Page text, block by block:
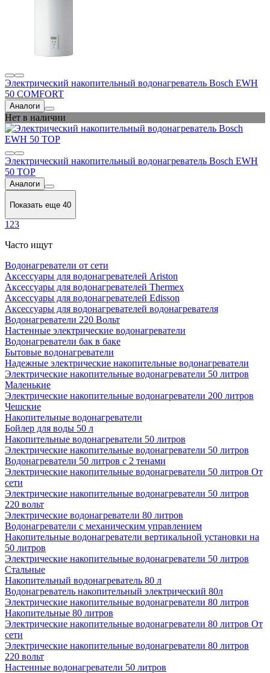
Электрический накопительный водонагреватель Bosch EWH
50 COMFORT
Аналоги
Нет в наличии
Электрический накопительный водонагреватель Bosch EWH
50 TOP
Аналоги
Показать еще 40
1 23
Часто ищут
Водонагреватели от сети
Аксессуары для водонагревателей Ariston
Аксессуары для водонагревателей Thermex
Аксессуары для водонагревателей Edisson
Аксессуары для водонагревателей водонагревателя
Водонагреватели 220 Вольт
Настенные электрические водонагреватели
Водонагреватели бак в баке
Бытовые водонагреватели
Надежные электрические накопительные водонагреватели
Электрические накопительные водонагреватели 50 литров
Маленькие
Электрические накопительные водонагреватели 200 литров
Чешские
Накопительные водонагреватели
Бойлер для воды 50 л
Накопительные водонагреватели 50 литров
Электрические накопительные водонагреватели 50 литров
Водонагреватели 50 литров с 2 тенами
Электрические накопительные водонагреватели 50 литров От
сети
Электрические накопительные водонагреватели 50 литров
220 вольт
Электрические водонагреватели 80 литров
Водонагреватели с механическим управлением
Накопительные водонагреватели вертикальной установки на
50 литров
Электрические накопительные водонагреватели 50 литров
Стальные
Накопительный водонагреватель 80 л
Водонагреватель накопительный электрический 80л
Электрические накопительные водонагреватели 80 литров
Накопительные 80 литров
Электрические накопительные водонагреватели 80 литров От
сети
Электрические накопительные водонагреватели 80 литров
220 вольт
Настенные водонагреватели 50 литров